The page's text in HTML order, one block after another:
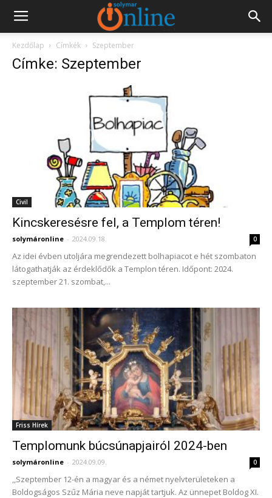
Kezdőlap Címkék Szeptember
Címke: Szeptember
Civil
Kincskeresésre fel, a Templom téren!
solymáronline - 2024.09.18. 0
Az idei évben utoljára megrendezett bolhapiacot e hét szombaton
látogathatják az érdeklődők a Templon téren. Időpont: 2024.
szeptember 21. szombat,...
Friss Hírek
Templomunk búcsúnapjairól 2024-ben
solymáronline - 2024.09.09. 0
,,Szeptember 12-én a magyar és a német nyelvterületeken a
Boldogságos Szűz Mária neve napját tartjuk. Az ünnepet Boldog XI.